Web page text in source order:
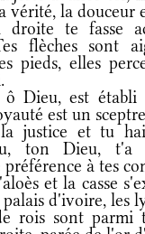
vérité, la douceur
te fasse
flèches sont
pieds, elles
Dieu, est établi
est un
justice et tu
ton Dieu, t'a
préférence à tes
et la casse
d'ivoire, les
rois sont parmi